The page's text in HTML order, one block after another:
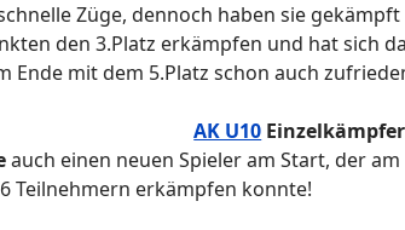
Züge, dennoch haben sie
den 3.Platz erkämpfen und hat sich
Ende mit dem 5.Platz schon auch
AK U10
auch einen neuen Spieler am Start, der
Teilnehmern erkämpfen konnte!